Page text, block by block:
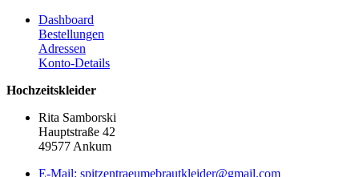
Dashboard
Bestellungen
Adressen
Konto-Details
Hochzeitskleider
Rita Samborski
Hauptstraße 42
49577 Ankum
E-Mail: spitzentraeumebrautkleider@gmail.com